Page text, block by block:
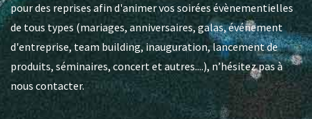
pour des reprises afin d'animer vos soirées évènementielles
de tous types (mariages, anniversaires, galas, événement
d'entreprise, team building, inauguration, lancement de
produits, séminaires, concert et autres....), n’hésitez pas à
nous contacter.